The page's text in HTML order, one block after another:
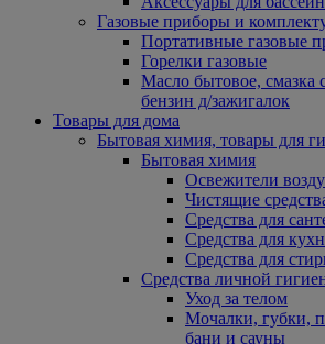
Газовые приборы и
Портативные газовые
Горелки газовые
Масло бытовое, смазка
бензин д/зажигалок
Товары для дома
Бытовая химия, товары для
Бытовая химия
Освежители
Чистящие
Средства для
Средства для
Средства для
Средства личной
Уход за телом
Мочалки, губки,
бани и сауны